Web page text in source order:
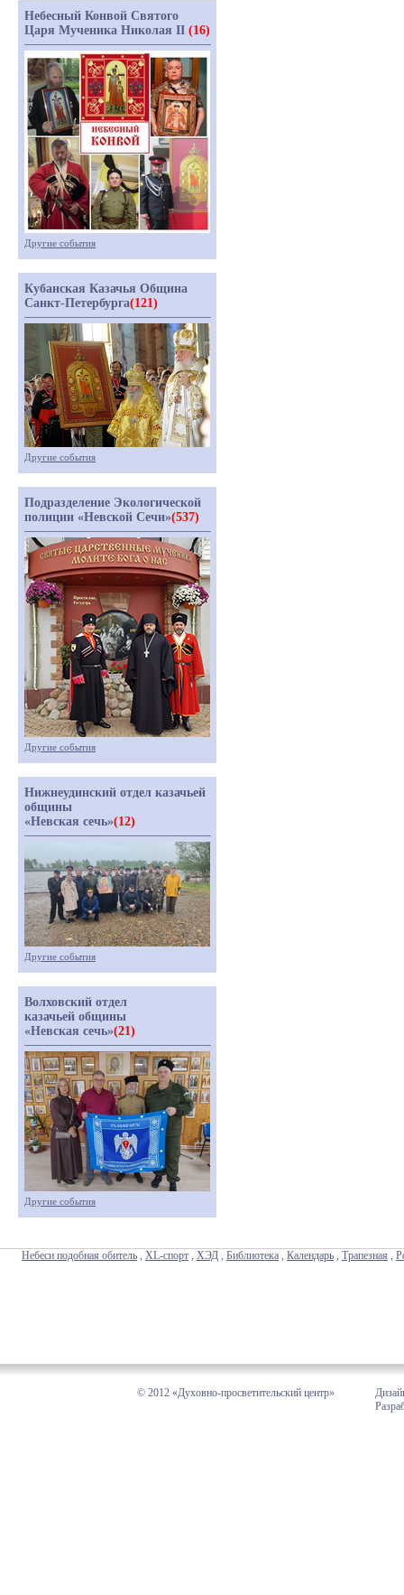
Небесный Конвой Святого
Царя Мученика Николая II (16)
Другие события
Кубанская Казачья Община
Санкт-Петербурга(121)
Другие события
Подразделение Экологической
полиции «Невской Сечи»(537)
Другие события
Нижнеудинский отдел казачьей
общины
«Невская сечь»(12)
Другие события
Волховский отдел
казачьей общины
«Невская сечь»(21)
Другие события
Небеси подобная обитель , XL-спорт , ХЭД , Библиотека , Календарь , Трапезная ,
© 2012 «Духовно-просветительский центр»